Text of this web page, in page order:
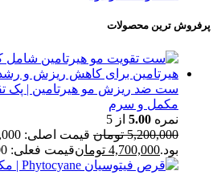
پرفروش ترین محصولات
ست ضد ریزش مو هیرتامین | پک
مکمل و سرم
نمره 5.00 از 5
5,200,000 تومان
بود.4,700,000 تومانقیمت فعلی: 4,700,000 تومان.